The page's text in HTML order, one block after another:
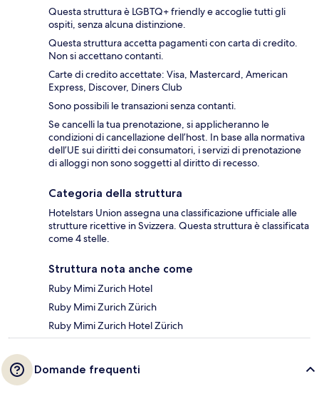
Questa struttura è LGBTQ+ friendly e accoglie tutti gli
ospiti, senza alcuna distinzione.
Questa struttura accetta pagamenti con carta di credito.
Non si accettano contanti.
Carte di credito accettate: Visa, Mastercard, American
Express, Discover, Diners Club
Sono possibili le transazioni senza contanti.
Se cancelli la tua prenotazione, si applicheranno le
condizioni di cancellazione dell’host. In base alla normativa
dell’UE sui diritti dei consumatori, i servizi di prenotazione
di alloggi non sono soggetti al diritto di recesso.
Categoria della struttura
Hotelstars Union assegna una classificazione ufficiale alle
strutture ricettive in Svizzera. Questa struttura è classificata
come 4 stelle.
Struttura nota anche come
Ruby Mimi Zurich Hotel
Ruby Mimi Zurich Zürich
Ruby Mimi Zurich Hotel Zürich
Domande frequenti